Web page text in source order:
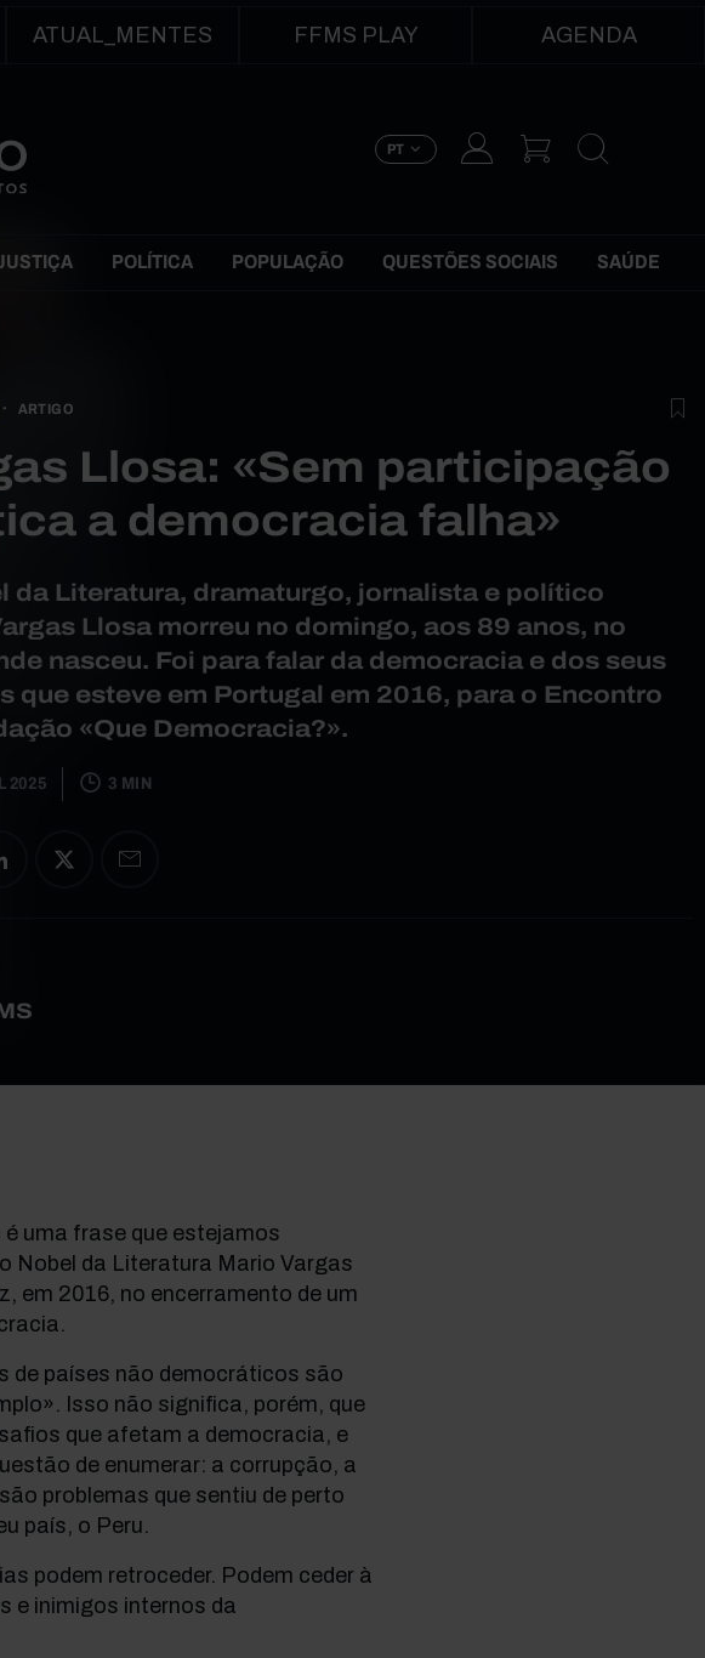
ATUAL_MENTES FFMS PLAY AGENDA
PT
POLÍTICA POPULAÇÃO QUESTÕES SOCIAIS SAÚDE
ARTIGO
Llosa: «Sem participação
a democracia falha»
da Literatura, dramaturgo, jornalista e político
Llosa morreu no domingo, aos 89 anos, no
nasceu. Foi para falar da democracia e dos seus
que esteve em Portugal em 2016, para o Encontro
«Que Democracia?».
2025 3 MIN
uma frase que estejamos
Nobel da Literatura Mario Vargas
em 2016, no encerramento de um
de países não democráticos são
Isso não significa, porém, que
que afetam a democracia, e
de enumerar: a corrupção, a
problemas que sentiu de perto
país, o Peru.
podem retroceder. Podem ceder à
e inimigos internos da